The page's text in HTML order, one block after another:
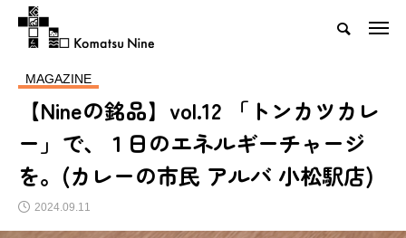
MAGAZINE
【Nineの銘品】vol.12 「トンカツカレ
ー」で、１日のエネルギーチャージ
を。(カレーの市民 アルバ 小松駅店)
2024.09.11